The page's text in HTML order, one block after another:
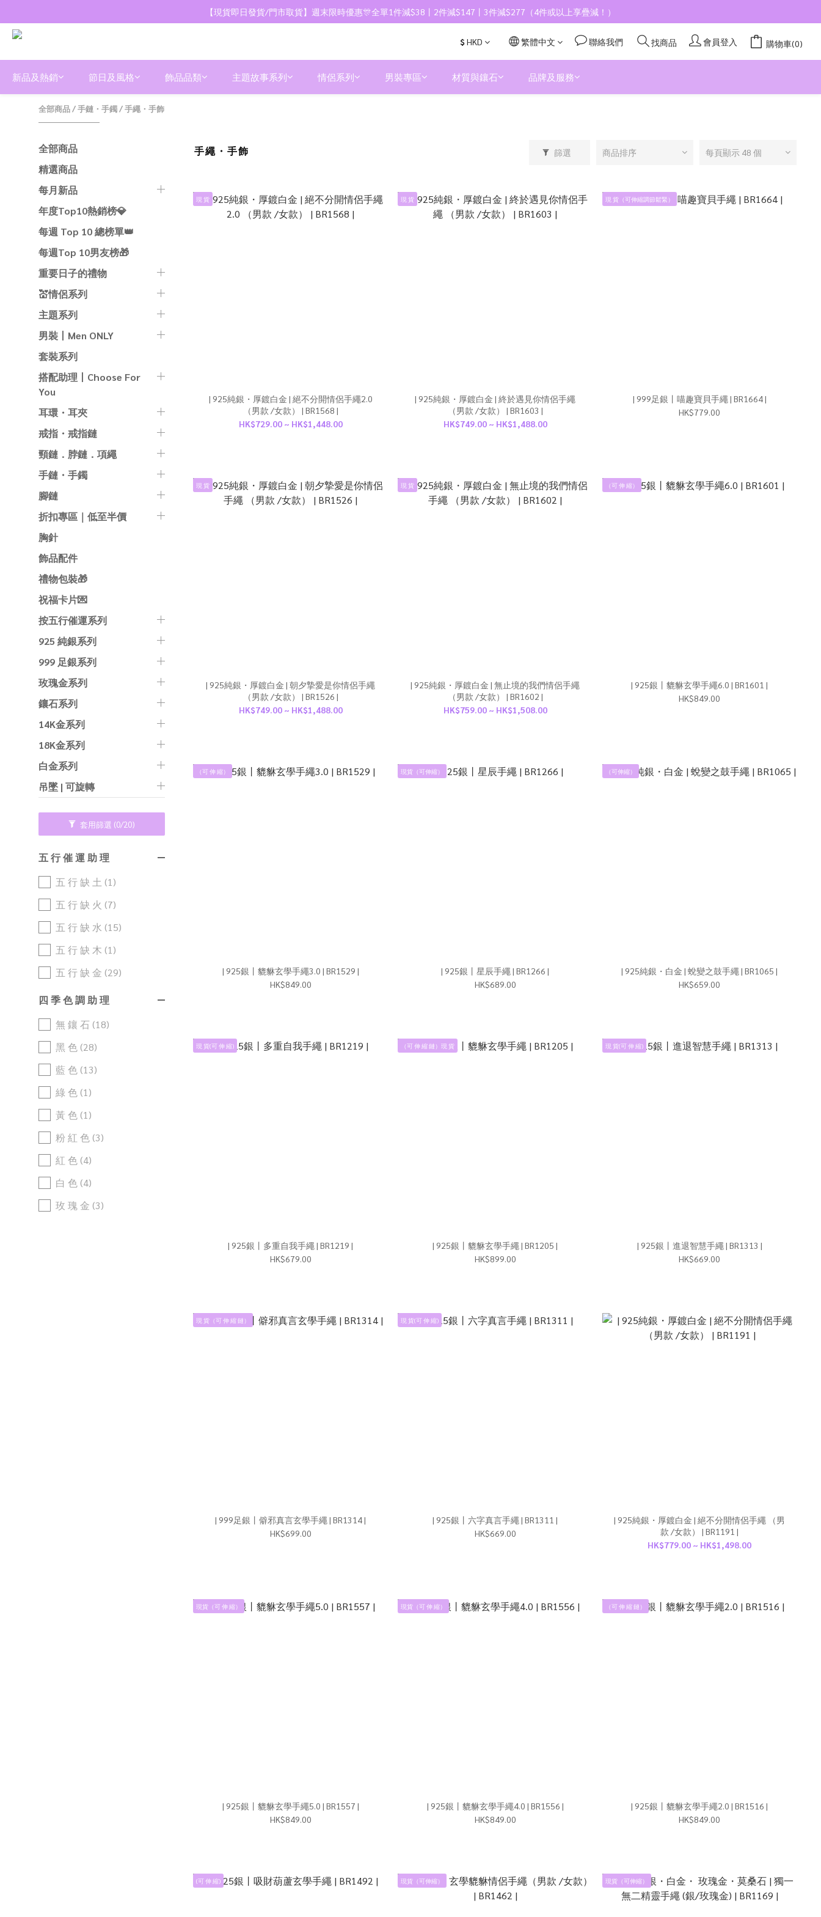
【現貨即日發貨/門市取貨】週末限時優惠🎊全單1件減$38丨2件減$147丨3件減$277（4件或以上享疊減！）
$HKD 繁體中文 聯絡我們 找商品 會員登入 購物車(0)
新品及熱銷 節日及風格 飾品品類 主題故事系列 情侶系列 男裝專區 材質與鑲石 品牌及服務
全部商品/手鏈・手鐲/手繩・手飾
全部商品
精選商品
每月新品
年度Top10熱銷榜💎
每週 Top 10 總榜單👑
每週Top 10男友榜🎁
重要日子的禮物
💒情侶系列
主題系列
男裝丨Men ONLY
套裝系列
搭配助理丨Choose For
You
耳環・耳夾
戒指・戒指鏈
頸鏈．脖鏈．項繩
手鏈・手鐲
腳鏈
折扣專區｜低至半價
胸針
飾品配件
禮物包裝🎁
祝福卡片💌
按五行催運系列
925 純銀系列
999 足銀系列
玫瑰金系列
鑲石系列
14K金系列
18K金系列
白金系列
吊墜 | 可旋轉
套用篩選 (0/20)
五 行 催 運 助 理
五 行 缺 土 (1)
五 行 缺 火 (7)
五 行 缺 水 (15)
五 行 缺 木 (1)
五 行 缺 金 (29)
四 季 色 調 助 理
無 鑲 石 (18)
黑 色 (28)
藍 色 (13)
綠 色 (1)
黃 色 (1)
粉 紅 色 (3)
紅 色 (4)
白 色 (4)
玫 瑰 金 (3)
手繩・手飾 篩選 商品排序 每頁顯示 48 個
現 貨
| 925純銀・厚鍍白金 | 絕不分開情侶手繩2.0
（男款 /女款） | BR1568 |
HK$729.00 ~ HK$1,448.00
現 貨
| 925純銀・厚鍍白金 | 終於遇見你情侶手繩
（男款 /女款） | BR1603 |
HK$749.00 ~ HK$1,488.00
現 貨（可伸縮調節鬆緊）
| 999足銀丨喵趣寶貝手繩 | BR1664 |
HK$779.00
現 貨
| 925純銀・厚鍍白金 | 朝夕摯愛是你情侶手繩
（男款 /女款） | BR1526 |
HK$749.00 ~ HK$1,488.00
現 貨
| 925純銀・厚鍍白金 | 無止境的我們情侶手繩
（男款 /女款） | BR1602 |
HK$759.00 ~ HK$1,508.00
（可 伸 縮）
| 925銀丨貔貅玄學手繩6.0 | BR1601 |
HK$849.00
（可 伸 縮）
| 925銀丨貔貅玄學手繩3.0 | BR1529 |
HK$849.00
現貨（可伸縮）
| 925銀丨星辰手繩 | BR1266 |
HK$689.00
（可伸縮）
| 925純銀・白金 | 蛻變之鼓手繩 | BR1065 |
HK$659.00
現 貨(可 伸 縮)
| 925銀丨多重自我手繩 | BR1219 |
HK$679.00
（可 伸 縮 鏈）現 貨
| 925銀丨貔貅玄學手繩 | BR1205 |
HK$899.00
現 貨(可 伸 縮)
| 925銀丨進退智慧手繩 | BR1313 |
HK$669.00
現 貨（可 伸 縮 鏈）
| 999足銀丨僻邪真言玄學手繩 | BR1314 |
HK$699.00
現 貨(可 伸 縮)
| 925銀丨六字真言手繩 | BR1311 |
HK$669.00
| 925純銀・厚鍍白金 | 絕不分開情侶手繩 （男
款 /女款） | BR1191 |
HK$779.00 ~ HK$1,498.00
現貨（可 伸 縮）
| 925銀丨貔貅玄學手繩5.0 | BR1557 |
HK$849.00
現貨（可 伸 縮）
| 925銀丨貔貅玄學手繩4.0 | BR1556 |
HK$849.00
（可 伸 縮 鏈）
| 925銀丨貔貅玄學手繩2.0 | BR1516 |
HK$849.00
(可 伸 縮) 現貨（可伸縮） 現貨（可伸縮）